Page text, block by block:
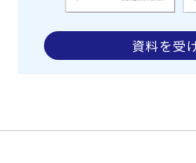
資料を受